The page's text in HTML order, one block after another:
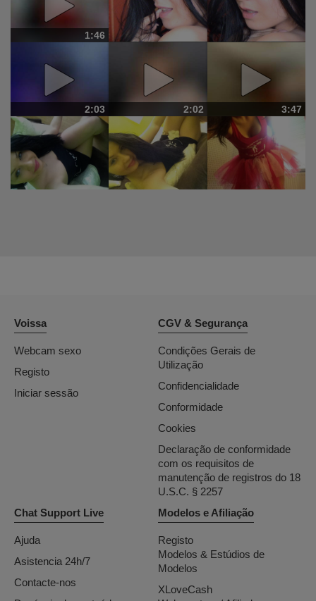
1:46
2:03 2:02 3:47
Voissa
Webcam sexo
Registo
Iniciar sessão
CGV & Segurança
Condições Gerais de
Utilização
Confidencialidade
Conformidade
Cookies
Declaração de conformidade
com os requisitos de
manutenção de registros do 18
U.S.C. § 2257
Chat Support Live
Ajuda
Asistencia 24h/7
Contacte-nos
Modelos e Afiliação
Registo
Modelos & Estúdios de
Modelos
XLoveCash